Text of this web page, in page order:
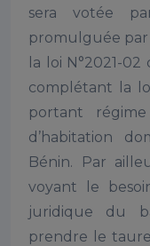
sera votée
promulguée
la loi N°2021-
complétant la
portant
d’habitation
Bénin. Par
voyant le
juridique du
prendre le